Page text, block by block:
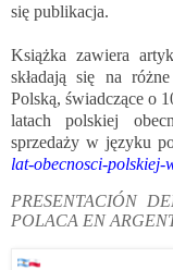
się publikacja.
Książka zawiera
składają się na
Polską, świadczące o
latach polskiej
sprzedaży w języku
lat-obecnosci-polskiej-
PRESENTACIÓN
POLACA EN